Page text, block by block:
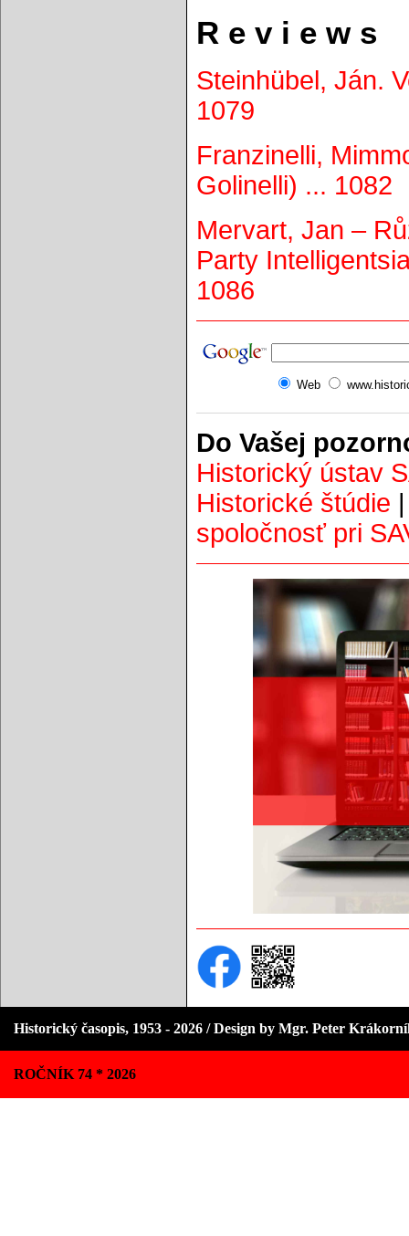
R e v i e w s
Steinhübel, Ján.
1079
Franzinelli,
Golinelli) ... 1082
Mervart, Jan –
Party
1086
Web
Do Vašej
Historický ústav
Historické štúdie
spoločnosť pri
Historický časopis, 1953 - 2026 / Design by Mgr. Peter
ROČNÍK 74 * 2026